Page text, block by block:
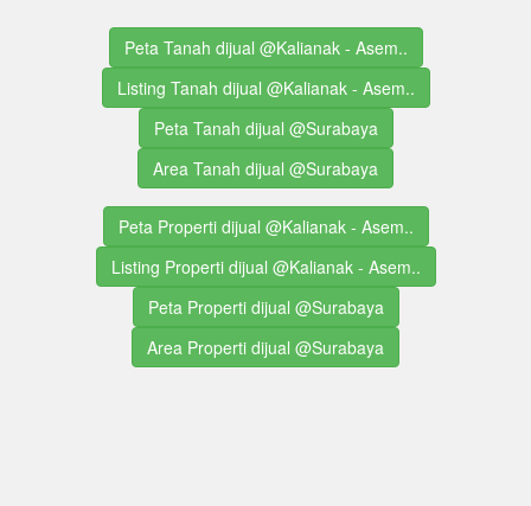
Peta Tanah dijual @Kalianak - Asem..
Listing Tanah dijual @Kalianak - Asem..
Peta Tanah dijual @Surabaya
Area Tanah dijual @Surabaya
Peta Properti dijual @Kalianak - Asem..
Listing Properti dijual @Kalianak - Asem..
Peta Properti dijual @Surabaya
Area Properti dijual @Surabaya